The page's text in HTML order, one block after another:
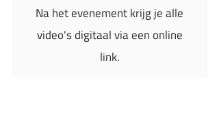
Na het evenement krijg je alle
video's digitaal via een online
link.